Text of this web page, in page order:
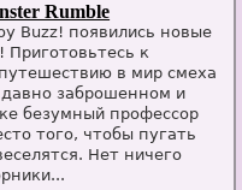
Rumble
Buzz! появились новые
Приготовьтесь к
в мир смеха
заброшенном и
безумный профессор
того, чтобы пугать
Нет ничего